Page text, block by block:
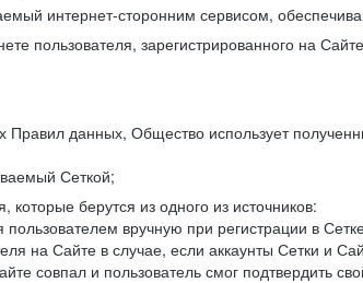
интернет-сторонним сервисом,
пользователя, зарегистрированного на
данных, Общество использует
Сеткой;
берутся из одного из источников:
вручную при регистрации в
на Сайте в случае, если аккаунты Сетки и
совпал и пользователь смог подтвердить